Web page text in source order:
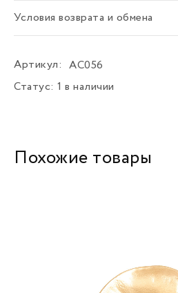
Условия возврата и обмена
Артикул:
AC056
Статус: 1 в наличии
Похожие товары